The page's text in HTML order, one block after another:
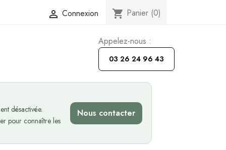
 Connexion shopping_cart Panier (0)
Appelez-nous :
03 26 24 96 43
désactivée.
pour connaître les
Nous contacter